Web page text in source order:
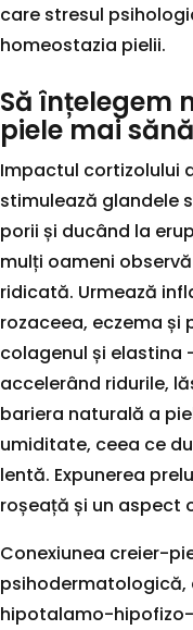
care stresul
homeostazia pielii.
Să înțelegem
piele mai
Impactul cortizolului
stimulează glandele
porii și ducând la
mulți oameni
ridicată. Urmează
rozaceea, eczema și
colagenul și elastina
accelerând ridurile,
bariera naturală a
umiditate, ceea ce
lentă. Expunerea
roșeață și un aspect
Conexiunea creier-
psihodermatologică,
hipotalamo-hipofizo-